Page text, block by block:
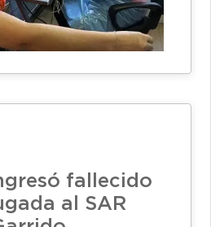
fallecido
al SAR